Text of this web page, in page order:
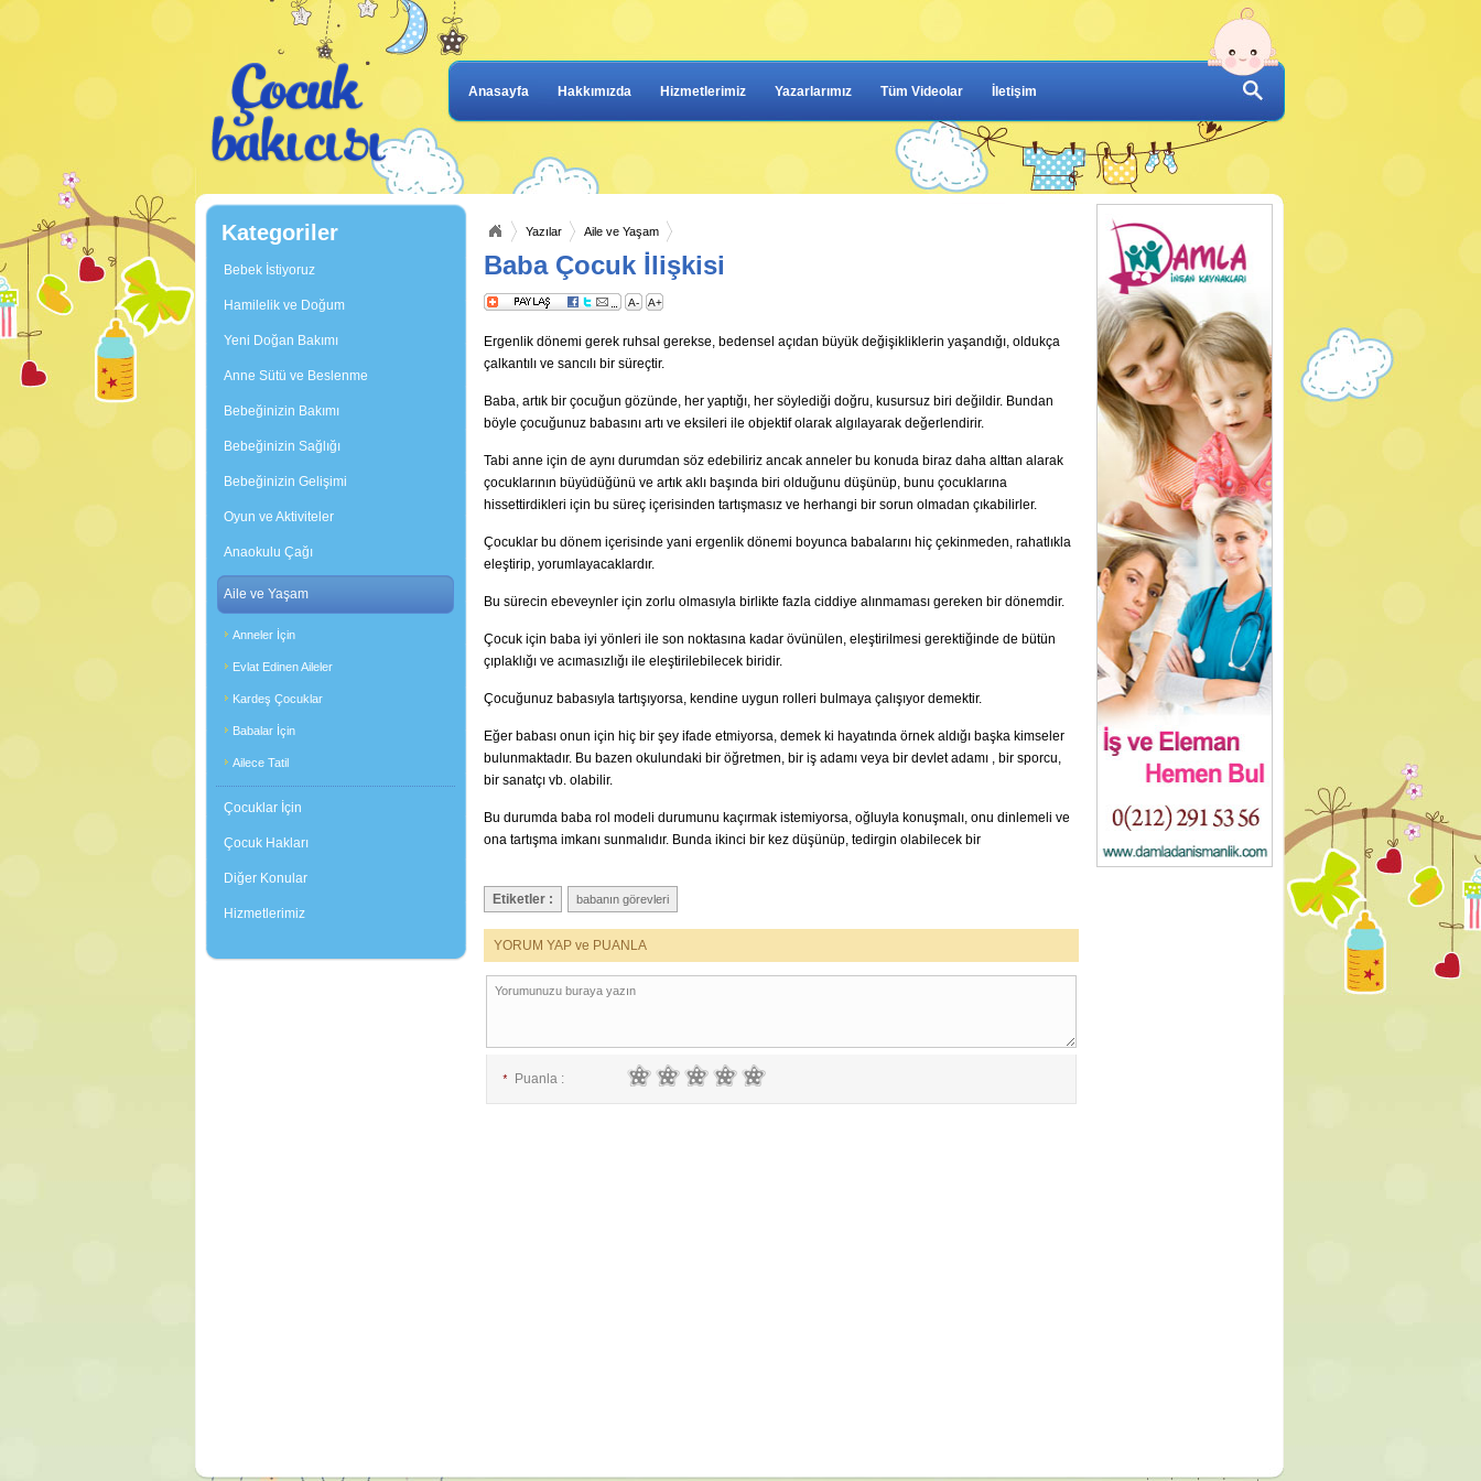
Anasayfa Hakkımızda Hizmetlerimiz Yazarlarımız Tüm Videolar İletişim
Kategoriler
Bebek İstiyoruz
Hamilelik ve Doğum
Yeni Doğan Bakımı
Anne Sütü ve Beslenme
Bebeğinizin Bakımı
Bebeğinizin Sağlığı
Bebeğinizin Gelişimi
Oyun ve Aktiviteler
Anaokulu Çağı
Aile ve Yaşam
Anneler İçin
Evlat Edinen Aileler
Kardeş Çocuklar
Babalar İçin
Ailece Tatil
Çocuklar İçin
Çocuk Hakları
Diğer Konular
Hizmetlerimiz
Yazılar Aile ve Yaşam
Baba Çocuk İlişkisi
A- A+
Ergenlik dönemi gerek ruhsal gerekse, bedensel açıdan büyük değişikliklerin yaşandığı, oldukça
çalkantılı ve sancılı bir süreçtir.
Baba, artık bir çocuğun gözünde, her yaptığı, her söylediği doğru, kusursuz biri değildir. Bundan
böyle çocuğunuz babasını artı ve eksileri ile objektif olarak algılayarak değerlendirir.
Tabi anne için de aynı durumdan söz edebiliriz ancak anneler bu konuda biraz daha alttan alarak
çocuklarının büyüdüğünü ve artık aklı başında biri olduğunu düşünüp, bunu çocuklarına
hissettirdikleri için bu süreç içerisinden tartışmasız ve herhangi bir sorun olmadan çıkabilirler.
Çocuklar bu dönem içerisinde yani ergenlik dönemi boyunca babalarını hiç çekinmeden, rahatlıkla
eleştirip, yorumlayacaklardır.
Bu sürecin ebeveynler için zorlu olmasıyla birlikte fazla ciddiye alınmaması gereken bir dönemdir.
Çocuk için baba iyi yönleri ile son noktasına kadar övünülen, eleştirilmesi gerektiğinde de bütün
çıplaklığı ve acımasızlığı ile eleştirilebilecek biridir.
Çocuğunuz babasıyla tartışıyorsa, kendine uygun rolleri bulmaya çalışıyor demektir.
Eğer babası onun için hiç bir şey ifade etmiyorsa, demek ki hayatında örnek aldığı başka kimseler
bulunmaktadır. Bu bazen okulundaki bir öğretmen, bir iş adamı veya bir devlet adamı , bir sporcu,
bir sanatçı vb. olabilir.
Bu durumda baba rol modeli durumunu kaçırmak istemiyorsa, oğluyla konuşmalı, onu dinlemeli ve
ona tartışma imkanı sunmalıdır. Bunda ikinci bir kez düşünüp, tedirgin olabilecek bir
Etiketler : babanın görevleri
YORUM YAP ve PUANLA
* Puanla :